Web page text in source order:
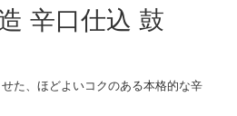
辛口仕込 鼓
た、ほどよいコクのある本格的な辛